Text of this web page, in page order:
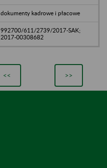
dokumenty kadrowe i płacowe
992700/611/2739/2017-SAK;
2017-00308682
<< >>